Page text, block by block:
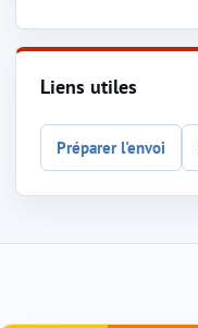
Liens utiles
Préparer l'envoi